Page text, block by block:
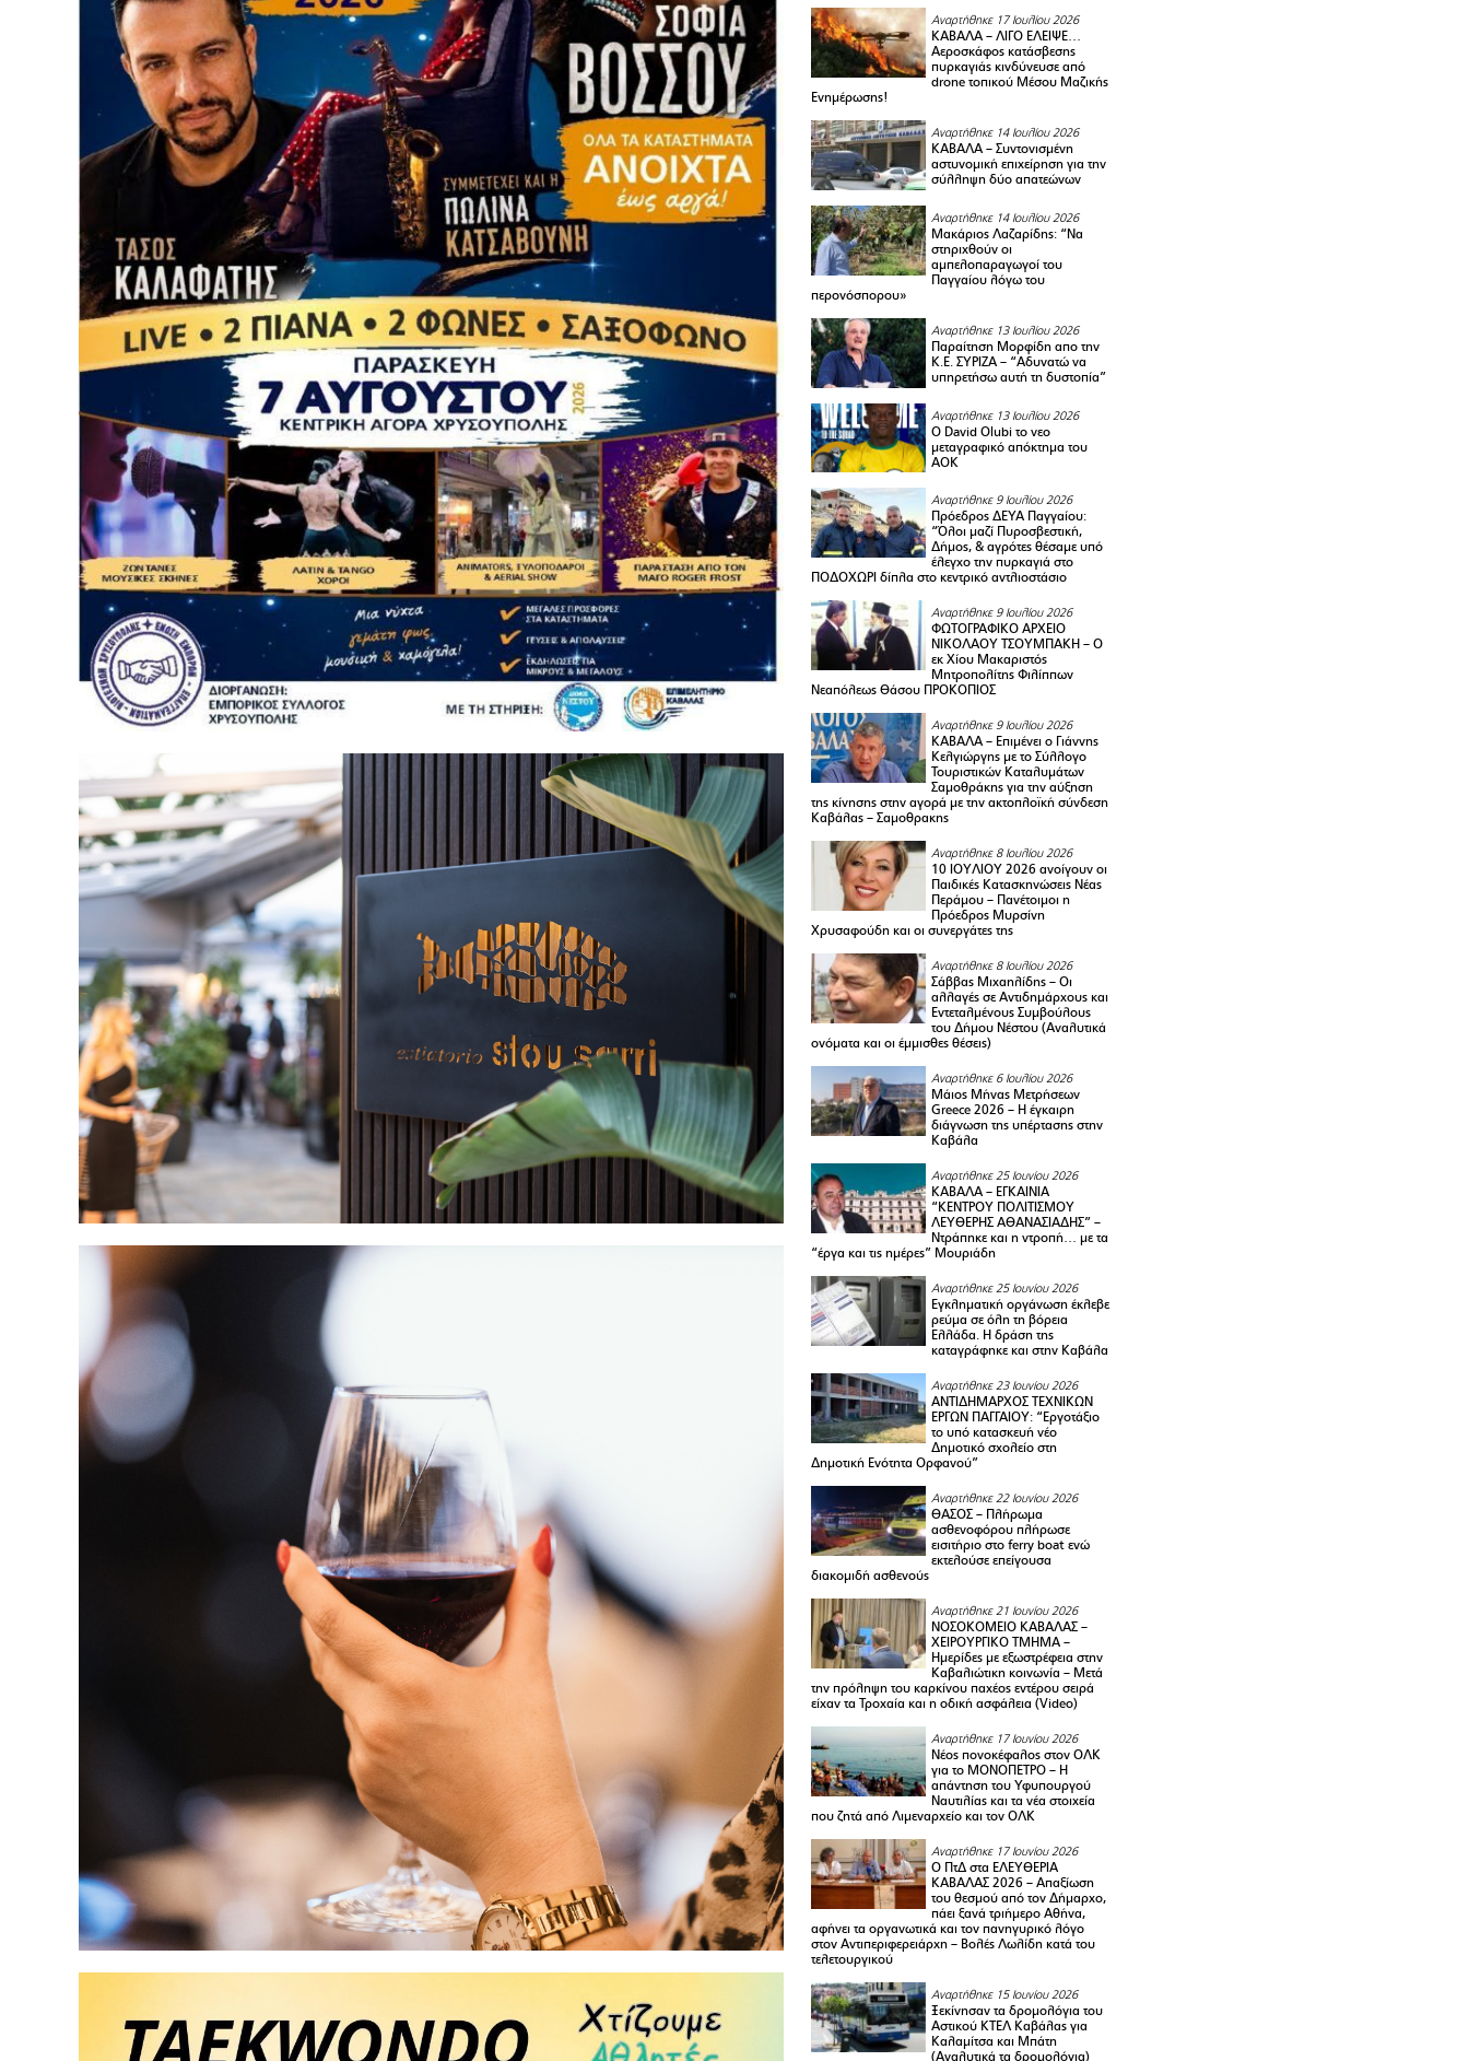
Αναρτήθηκε 17 Ιουλίου 2026
ΚΑΒΑΛΑ – ΛΙΓΟ ΕΛΕΙΨΕ…
Αεροσκάφος κατάσβεσης
πυρκαγιάς κινδύνευσε από
drone τοπικού Μέσου Μαζικής
Ενημέρωσης!
Αναρτήθηκε 14 Ιουλίου 2026
ΚΑΒΑΛΑ – Συντονισμένη
αστυνομική επιχείρηση για την
σύλληψη δύο απατεώνων
Αναρτήθηκε 14 Ιουλίου 2026
Μακάριος Λαζαρίδης: “Να
στηριχθούν οι
αμπελοπαραγωγοί του
Παγγαίου λόγω του
περονόσπορου»
Αναρτήθηκε 13 Ιουλίου 2026
Παραίτηση Μορφίδη απο την
Κ.Ε. ΣΥΡΙΖΑ – “Αδυνατώ να
υπηρετήσω αυτή τη δυστοπία”
Αναρτήθηκε 13 Ιουλίου 2026
Ο David Olubi το νεο
μεταγραφικό απόκτημα του
ΑΟΚ
Αναρτήθηκε 9 Ιουλίου 2026
Πρόεδρος ΔΕΥΑ Παγγαίου:
“Όλοι μαζί Πυροσβεστική,
Δήμος, & αγρότες θέσαμε υπό
έλεγχο την πυρκαγιά στο
ΠΟΔΟΧΩΡΙ δίπλα στο κεντρικό αντλιοστάσιο
Αναρτήθηκε 9 Ιουλίου 2026
ΦΩΤΟΓΡΑΦΙΚΟ ΑΡΧΕΙΟ
ΝΙΚΟΛΑΟΥ ΤΣΟΥΜΠΑΚΗ – Ο
εκ Χίου Μακαριστός
Μητροπολίτης Φιλίππων
Νεαπόλεως Θάσου ΠΡΟΚΟΠΙΟΣ
Αναρτήθηκε 9 Ιουλίου 2026
ΚΑΒΑΛΑ – Επιμένει ο Γιάννης
Κελγιώργης με το Σύλλογο
Τουριστικών Καταλυμάτων
Σαμοθράκης για την αύξηση
της κίνησης στην αγορά με την ακτοπλοϊκή σύνδεση
Καβάλας – Σαμοθρακης
Αναρτήθηκε 8 Ιουλίου 2026
10 ΙΟΥΛΙΟΥ 2026 ανοίγουν οι
Παιδικές Κατασκηνώσεις Νέας
Περάμου – Πανέτοιμοι η
Πρόεδρος Μυρσίνη
Χρυσαφούδη και οι συνεργάτες της
Αναρτήθηκε 8 Ιουλίου 2026
Σάββας Μιχαηλίδης – Οι
αλλαγές σε Αντιδημάρχους και
Εντεταλμένους Συμβούλους
του Δήμου Νέστου (Αναλυτικά
ονόματα και οι έμμισθες θέσεις)
Αναρτήθηκε 6 Ιουλίου 2026
Μάιος Μήνας Μετρήσεων
Greece 2026 – H έγκαιρη
διάγνωση της υπέρτασης στην
Καβάλα
Αναρτήθηκε 25 Ιουνίου 2026
ΚΑΒΑΛΑ – ΕΓΚΑΙΝΙΑ
“ΚΕΝΤΡΟΥ ΠΟΛΙΤΙΣΜΟΥ
ΛΕΥΘΕΡΗΣ ΑΘΑΝΑΣΙΑΔΗΣ” –
Ντράπηκε και η ντροπή… με τα
“έργα και τις ημέρες” Μουριάδη
Αναρτήθηκε 25 Ιουνίου 2026
Εγκληματική οργάνωση έκλεβε
ρεύμα σε όλη τη βόρεια
Ελλάδα. Η δράση της
καταγράφηκε και στην Καβάλα
Αναρτήθηκε 23 Ιουνίου 2026
ΑΝΤΙΔΗΜΑΡΧΟΣ ΤΕΧΝΙΚΩΝ
ΕΡΓΩΝ ΠΑΓΓΑΙΟΥ: “Εργοτάξιο
το υπό κατασκευή νέο
Δημοτικό σχολείο στη
Δημοτική Ενότητα Ορφανού”
Αναρτήθηκε 22 Ιουνίου 2026
ΘΑΣΟΣ – Πλήρωμα
ασθενοφόρου πλήρωσε
εισιτήριο στο ferry boat ενώ
εκτελούσε επείγουσα
διακομιδή ασθενούς
Αναρτήθηκε 21 Ιουνίου 2026
ΝΟΣΟΚΟΜΕΙΟ ΚΑΒΑΛΑΣ –
ΧΕΙΡΟΥΡΓΙΚΟ ΤΜΗΜΑ –
Ημερίδες με εξωστρέφεια στην
Καβαλιώτικη κοινωνία – Μετά
την πρόληψη του καρκίνου παχέος εντέρου σειρά
είχαν τα Τροχαία και η οδική ασφάλεια (Video)
Αναρτήθηκε 17 Ιουνίου 2026
Νέος πονοκέφαλος στον ΟΛΚ
για το ΜΟΝΟΠΕΤΡΟ – Η
απάντηση του Υφυπουργού
Ναυτιλίας και τα νέα στοιχεία
που ζητά από Λιμεναρχείο και τον ΟΛΚ
Αναρτήθηκε 17 Ιουνίου 2026
Ο ΠτΔ στα ΕΛΕΥΘΕΡΙΑ
ΚΑΒΑΛΑΣ 2026 – Απαξίωση
του θεσμού από τον Δήμαρχο,
πάει ξανά τριήμερο Αθήνα,
αφήνει τα οργανωτικά και τον πανηγυρικό λόγο
στον Αντιπεριφερειάρχη – Βολές Λωλίδη κατά του
τελετουργικού
Αναρτήθηκε 15 Ιουνίου 2026
Ξεκίνησαν τα δρομολόγια του
Αστικού ΚΤΕΛ Καβάλας για
Καλαμίτσα και Μπάτη
(Αναλυτικά τα δρομολόγια)